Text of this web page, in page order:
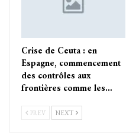
Crise de Ceuta : en
Espagne, commencement
des contrôles aux
frontières comme les…
PREV NEXT